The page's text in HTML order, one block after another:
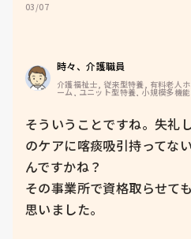
03/07
時々、介護職員
介護福祉士, 従来型特養, 有料老人
ーム, ユニット型特養, 小規模多機
そういうことですね。失礼
のケアに喀痰吸引持ってな
んですかね？
その事業所で資格取らせて
思いました。